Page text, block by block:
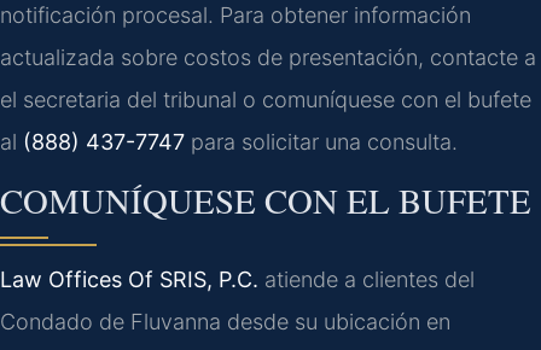
notificación procesal. Para obtener información
actualizada sobre costos de presentación, contacte a
el secretaria del tribunal o comuníquese con el bufete
al (888) 437-7747 para solicitar una consulta.
COMUNÍQUESE CON EL BUFETE
Law Offices Of SRIS, P.C. atiende a clientes del
Condado de Fluvanna desde su ubicación en